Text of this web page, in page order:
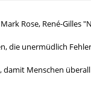
Rose, René-Gilles
die unermüdlich
damit Menschen